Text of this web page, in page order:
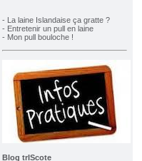
- La laine Islandaise ça gratte ?
- Entretenir un pull en laine
- Mon pull bouloche !
Blog trIScote